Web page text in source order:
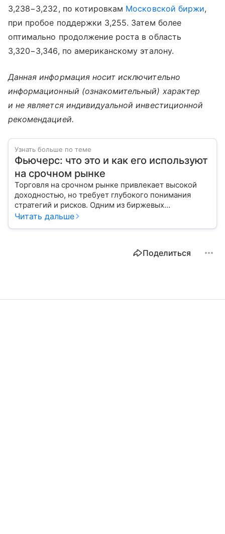
3,238−3,232, по котировкам Московской биржи,
при пробое поддержки 3,255. Затем более
оптимально продолжение роста в область
3,320−3,346, по американскому эталону.
Данная информация носит исключительно
информационный (ознакомительный) характер
и не является индивидуальной инвестиционной
рекомендацией.
Узнать больше по теме
Фьючерс: что это и как его используют
на срочном рынке
Торговля на срочном рынке привлекает высокой
доходностью, но требует глубокого понимания
стратегий и рисков. Одним из биржевых
инструментов для краткосрочных инвестиций
Читать дальше
Поделиться